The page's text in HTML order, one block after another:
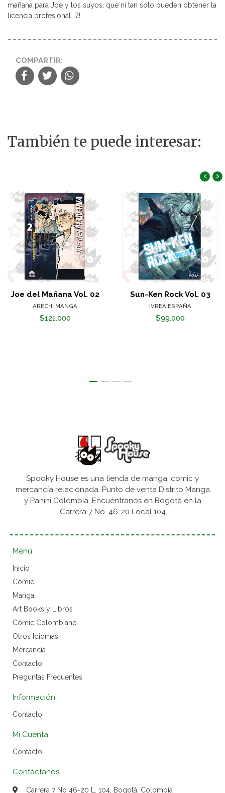
mañana para Joe y los suyos, que ni tan solo pueden obtener la
licencia profesional...?!
COMPARTIR:
También te puede interesar:
Joe del Mañana Vol. 02
ARECHI MANGA
$121.000
Sun-Ken Rock Vol. 03
IVREA ESPAÑA
$99.000
‹ ›
Spooky House es una tienda de manga, cómic y
mercancía relacionada. Punto de venta Distrito Manga
y Panini Colombia. Encuéntranos en Bogotá en la
Carrera 7 No. 46-20 Local 104
Menú
Inicio
Cómic
Manga
Art Books y Libros
Cómic Colombiano
Otros Idiomas
Mercancía
Contacto
Preguntas Frecuentes
Información
Contacto
Mi Cuenta
Contacto
Contáctanos
Carrera 7 No 46-20 L. 104, Bogotá, Colombia